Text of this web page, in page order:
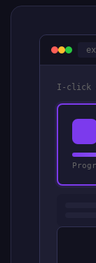
I-click